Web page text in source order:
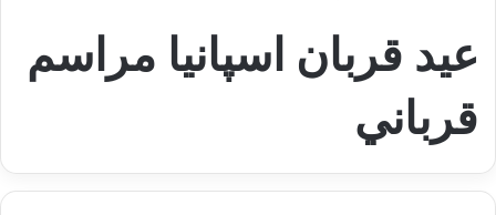
عيد قربان اسپانيا مراسم
قرباني